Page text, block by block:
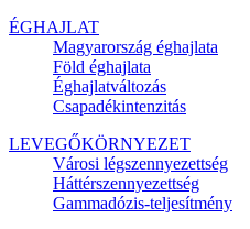
ÉGHAJLAT
Magyarország éghajlata
Föld éghajlata
Éghajlatváltozás
Csapadékintenzitás
LEVEGŐKÖRNYEZET
Városi légszennyezettség
Háttérszennyezettség
Gammadózis-teljesítmény